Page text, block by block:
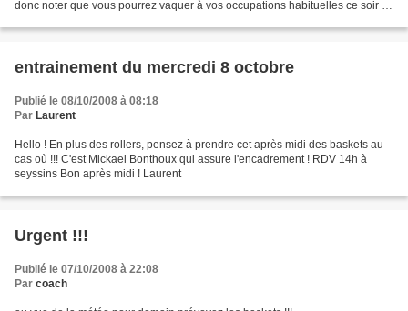
donc noter que vous pourrez vaquer à vos occupations habituelles ce soir là
entrainement du mercredi 8 octobre
Publié le 08/10/2008 à 08:18
Par Laurent
Hello ! En plus des rollers, pensez à prendre cet après midi des baskets au
cas où !!! C'est Mickael Bonthoux qui assure l'encadrement ! RDV 14h à
seyssins Bon après midi ! Laurent
Urgent !!!
Publié le 07/10/2008 à 22:08
Par coach